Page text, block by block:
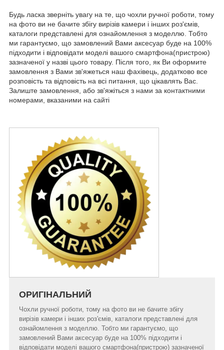
Будь ласка зверніть увагу на те, що чохли ручної роботи, тому
на фото ви не бачите збігу вирізів камери і інших роз'ємів,
каталоги представлені для ознайомлення з моделлю. Тобто
ми гарантуємо, що замовлений Вами аксесуар буде на 100%
підходити і відповідати моделі вашого смартфона(пристрою)
зазначеної у назві цього товару. Після того, як Ви оформите
замовлення з Вами зв'яжеться наш фахівець, додатково все
розповість та відповість на всі питання, що цікавлять Вас.
Залиште замовлення, або зв'яжіться з нами за контактними
номерами, вказаними на сайті
ОРИГІНАЛЬНИЙ
Чохли ручної роботи, тому на фото ви не бачите збігу
вирізів камери і інших роз'ємів, каталоги представлені для
ознайомлення з моделлю. Тобто ми гарантуємо, що
замовлений Вами аксесуар буде на 100% підходити і
відповідати моделі вашого смартфона(пристрою) зазначеної